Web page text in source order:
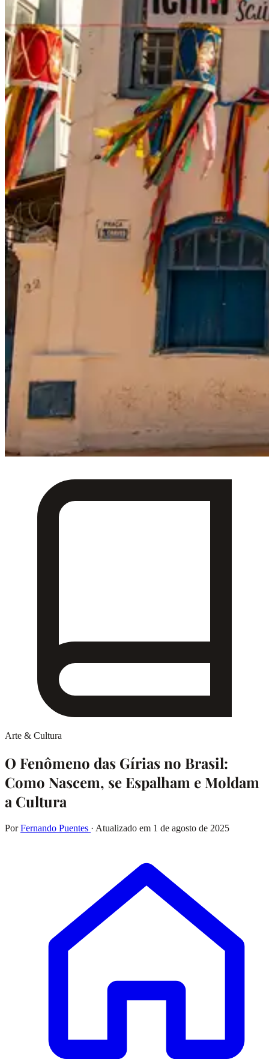
Arte & Cultura
O Fenômeno das Gírias no Brasil:
Como Nascem, se Espalham e Moldam
a Cultura
PorFernando Puentes · Atualizado em 1 de agosto de 2025